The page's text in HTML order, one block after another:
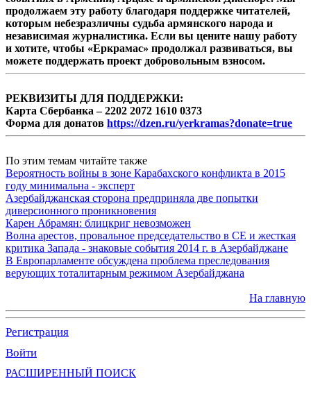
продолжаем эту работу благодаря поддержке читателей,
которым небезразличны судьба армянского народа и
независимая журналистика. Если вы цените нашу работу
и хотите, чтобы «Еркрамас» продолжал развиваться, вы
можете поддержать проект добровольным взносом.
РЕКВИЗИТЫ ДЛЯ ПОДДЕРЖКИ:
Карта Сбербанка – 2202 2072 1610 0373
Форма для донатов https://dzen.ru/yerkramas?donate=true
По этим темам читайте также
Вероятность войны в зоне Карабахского конфликта в 2015
году минимальна - эксперт
Азербайджанская сторона предприняла две попытки
диверсионного проникновения
Карен Абрамян: блицкриг невозможен
Волна арестов, провальное председательство в СЕ и жесткая
критика Запада - знаковые события 2014 г. в Азербайджане
В Европарламенте обсуждена проблема преследования
верующих тоталитарным режимом Азербайджана
На главную
Регистрация
Войти
РАСШИРЕННЫЙ ПОИСК